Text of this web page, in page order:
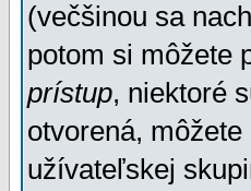
(večšinou sa
potom si môžete
prístup, niektoré
otvorená,
užívateľskej